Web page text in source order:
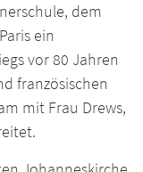
dem
ein
vor 80 Jahren
französischen
mit Frau Drews,